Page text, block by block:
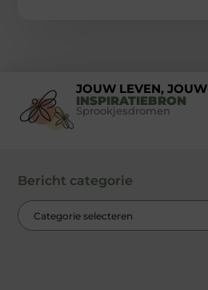
JOUW LEVEN, JOUW
INSPIRATIEBRON
Sprookjesdromen
Bericht categorie